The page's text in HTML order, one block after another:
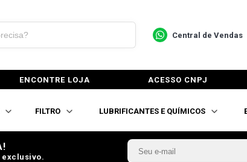
Central de Vendas
ENCONTRE LOJA ACESSO CNPJ
FILTRO LUBRIFICANTES E QUÍMICOS
exclusivo.